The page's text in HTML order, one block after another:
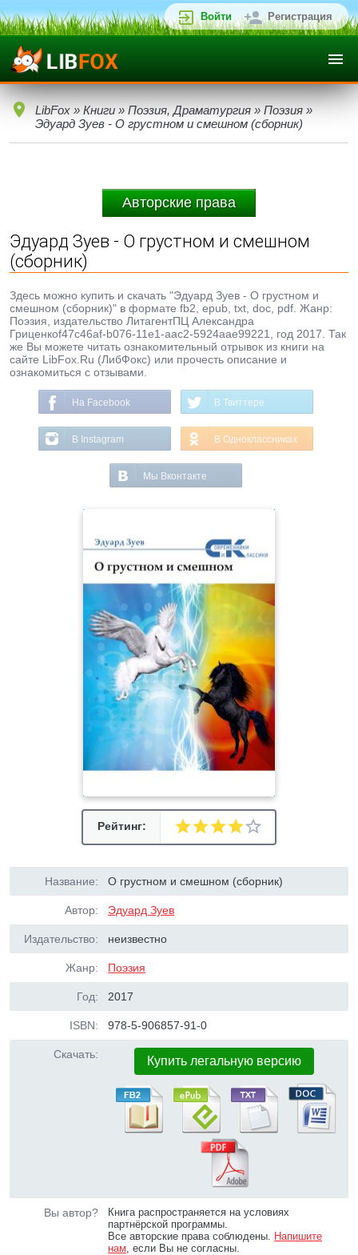
Войти Регистрация
LibFox » Книги » Поэзия, Драматургия » Поэзия »
Эдуард Зуев - О грустном и смешном (сборник)
Авторские права
Эдуард Зуев - О грустном и смешном
(сборник)
Здесь можно купить и скачать "Эдуард Зуев - О грустном и
смешном (сборник)" в формате fb2, epub, txt, doc, pdf. Жанр:
Поэзия, издательство ЛитагентПЦ Александра
Гриценкоf47c46af-b076-11e1-aac2-5924aae99221, год 2017. Так
же Вы можете читать ознакомительный отрывок из книги на
сайте LibFox.Ru (ЛибФокс) или прочесть описание и
ознакомиться с отзывами.
На Facebook В Твиттере
В Instagram В Одноклассниках
Мы Вконтакте
Рейтинг:
Название: О грустном и смешном (сборник)
Автор: Эдуард Зуев
Издательство: неизвестно
Жанр: Поэзия
Год: 2017
ISBN: 978-5-906857-91-0
Скачать: Купить легальную версию
Вы автор?
Книга распространяется на условиях
партнёрской программы.
Все авторские права соблюдены. Напишите
нам, если Вы не согласны.